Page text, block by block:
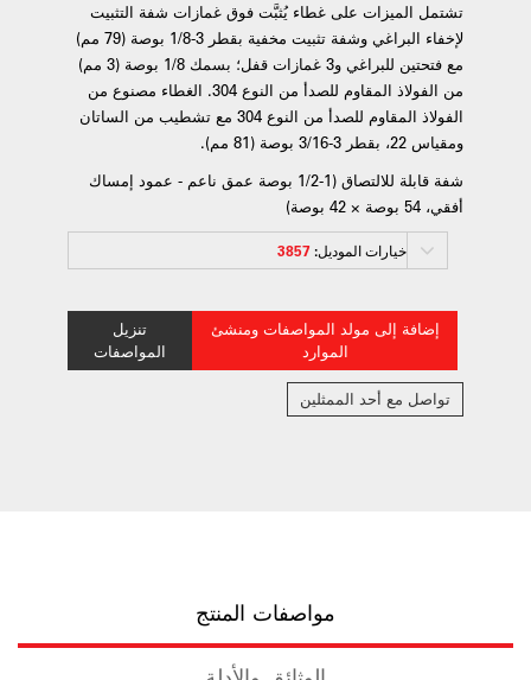
تشتمل الميزات على غطاء يُثبَّت فوق غمازات شفة التثبيت
لإخفاء البراغي وشفة تثبيت مخفية بقطر 3-1/8 بوصة (79 مم)
مع فتحتين للبراغي و3 غمازات قفل؛ بسمك 1/8 بوصة (3 مم)
من الفولاذ المقاوم للصدأ من النوع 304. الغطاء مصنوع من
الفولاذ المقاوم للصدأ من النوع 304 مع تشطيب من الساتان
ومقياس 22، بقطر 3-3/16 بوصة (81 مم).
شفة قابلة للالتصاق (1-1/2 بوصة عمق ناعم - عمود إمساك
أفقي، 54 بوصة × 42 بوصة)
خيارات الموديل:3857
إضافة إلى مولد المواصفات ومنشئ
الموارد
تنزيل
المواصفات
تواصل مع أحد الممثلين
مواصفات المنتج